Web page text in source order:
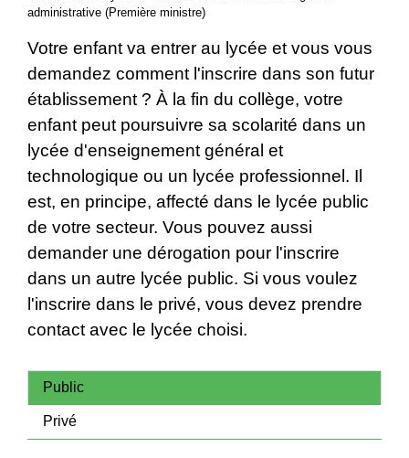
administrative (Première ministre)
Votre enfant va entrer au lycée et vous vous
demandez comment l'inscrire dans son futur
établissement ? À la fin du collège, votre
enfant peut poursuivre sa scolarité dans un
lycée d'enseignement général et
technologique ou un lycée professionnel. Il
est, en principe, affecté dans le lycée public
de votre secteur. Vous pouvez aussi
demander une dérogation pour l'inscrire
dans un autre lycée public. Si vous voulez
l'inscrire dans le privé, vous devez prendre
contact avec le lycée choisi.
Public
Privé